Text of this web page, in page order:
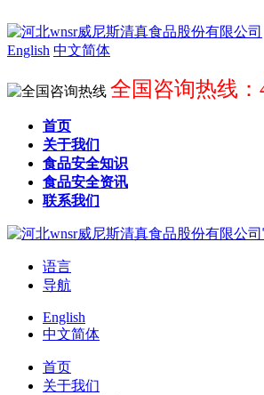
English 中文简体
全国咨询热线：
首页
关于我们
食品安全知识
食品安全资讯
联系我们
语言
导航
English
中文简体
首页
关于我们